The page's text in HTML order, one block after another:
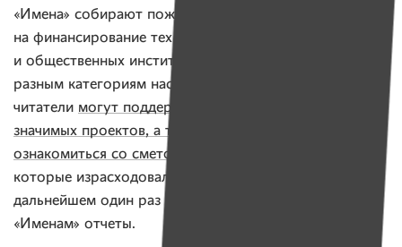
«Имена» собирают пожертвования
на финансирование тех некоммерческих проектов
и общественных институтов, которые помогают
разным категориям населения системно. Сейчас наши
читатели могут поддержать финансово 15 социально
значимых проектов, а также на странице проектов
ознакомиться со сметой каждого из них.
которые израсходовали пожертвования, в
дальнейшем один раз в квартал предоставляют
«Именам» отчеты.